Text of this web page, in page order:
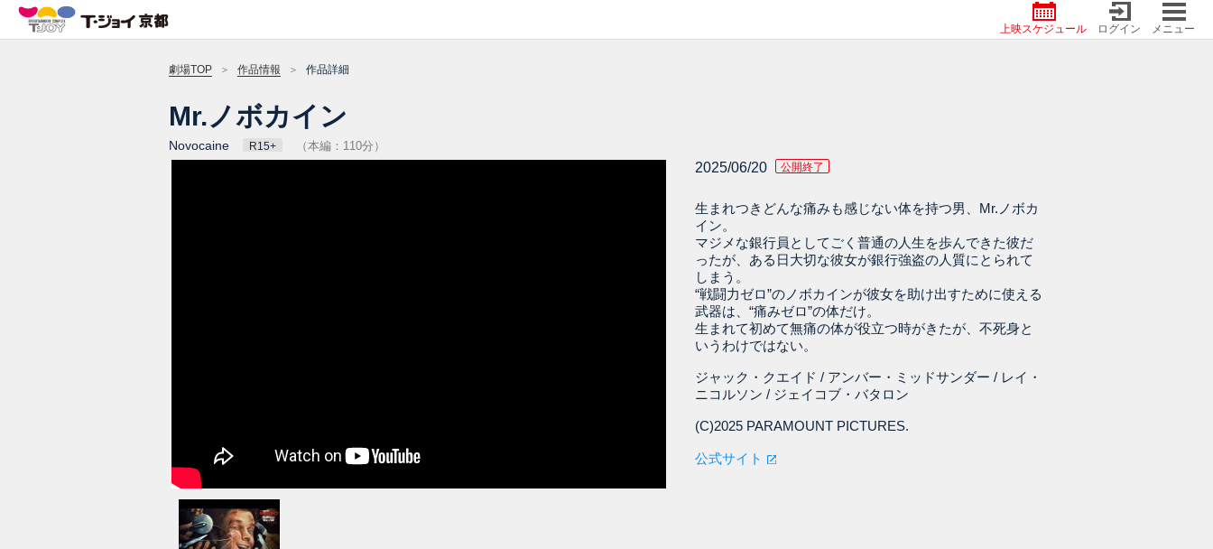
上映スケジュール ログイン メニュー
劇場TOP 作品情報 作品詳細
Mr.ノボカイン
Novocaine R15+ （本編：110分）
2025/06/20 公開終了
生まれつきどんな痛みも感じない体を持つ男、Mr.ノボカ
イン。
マジメな銀行員としてごく普通の人生を歩んできた彼だ
ったが、ある日大切な彼女が銀行強盗の人質にとられて
しまう。
“戦闘力ゼロ”のノボカインが彼女を助け出すために使える
武器は、“痛みゼロ”の体だけ。
生まれて初めて無痛の体が役立つ時がきたが、不死身と
いうわけではない。
ジャック・クエイド / アンバー・ミッドサンダー / レイ・
ニコルソン / ジェイコブ・バタロン
(C)2025 PARAMOUNT PICTURES.
公式サイト